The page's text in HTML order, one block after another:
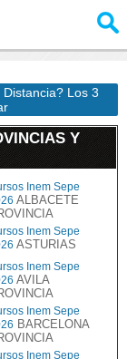
Los 3
Y
Inem Sepe
ALBACETE
Inem Sepe
ASTURIAS
Inem Sepe
AVILA
Inem Sepe
BARCELONA
Inem Sepe